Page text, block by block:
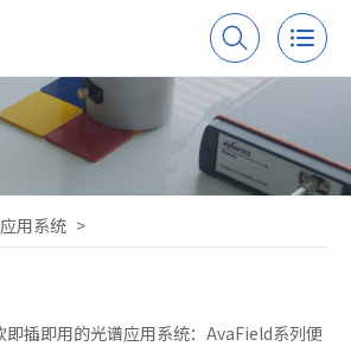
应用系统 >
插即用的光谱应用系统：AvaField系列便